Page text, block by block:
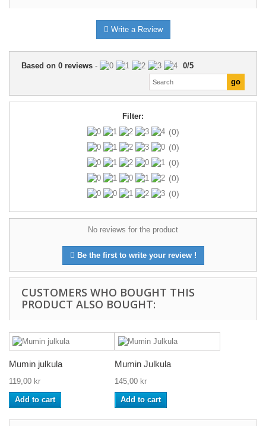
Write a Review
Based on 0 reviews - 0/5
Filter:
(0)
(0)
(0)
(0)
(0)
No reviews for the product
Be the first to write your review !
CUSTOMERS WHO BOUGHT THIS
PRODUCT ALSO BOUGHT:
Mumin julkula
119,00 kr
Add to cart
Mumin Julkula
145,00 kr
Add to cart